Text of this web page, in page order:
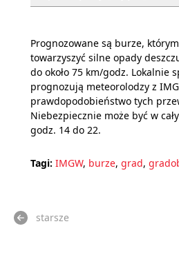
Prognozowane są burze,
towarzyszyć silne opady
do około 75 km/godz. Lokalnie
prognozują meteorolodzy z
prawdopodobieństwo tych
Niebezpiecznie może być w
godz. 14 do 22.
Tagi: IMGW, burze, grad,
starsze